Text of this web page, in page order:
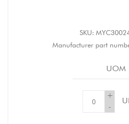
SKU:
Manufacturer part
UOM
+
-